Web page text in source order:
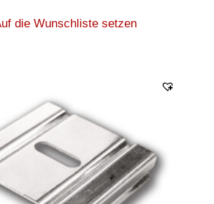
die Wunschliste setzen